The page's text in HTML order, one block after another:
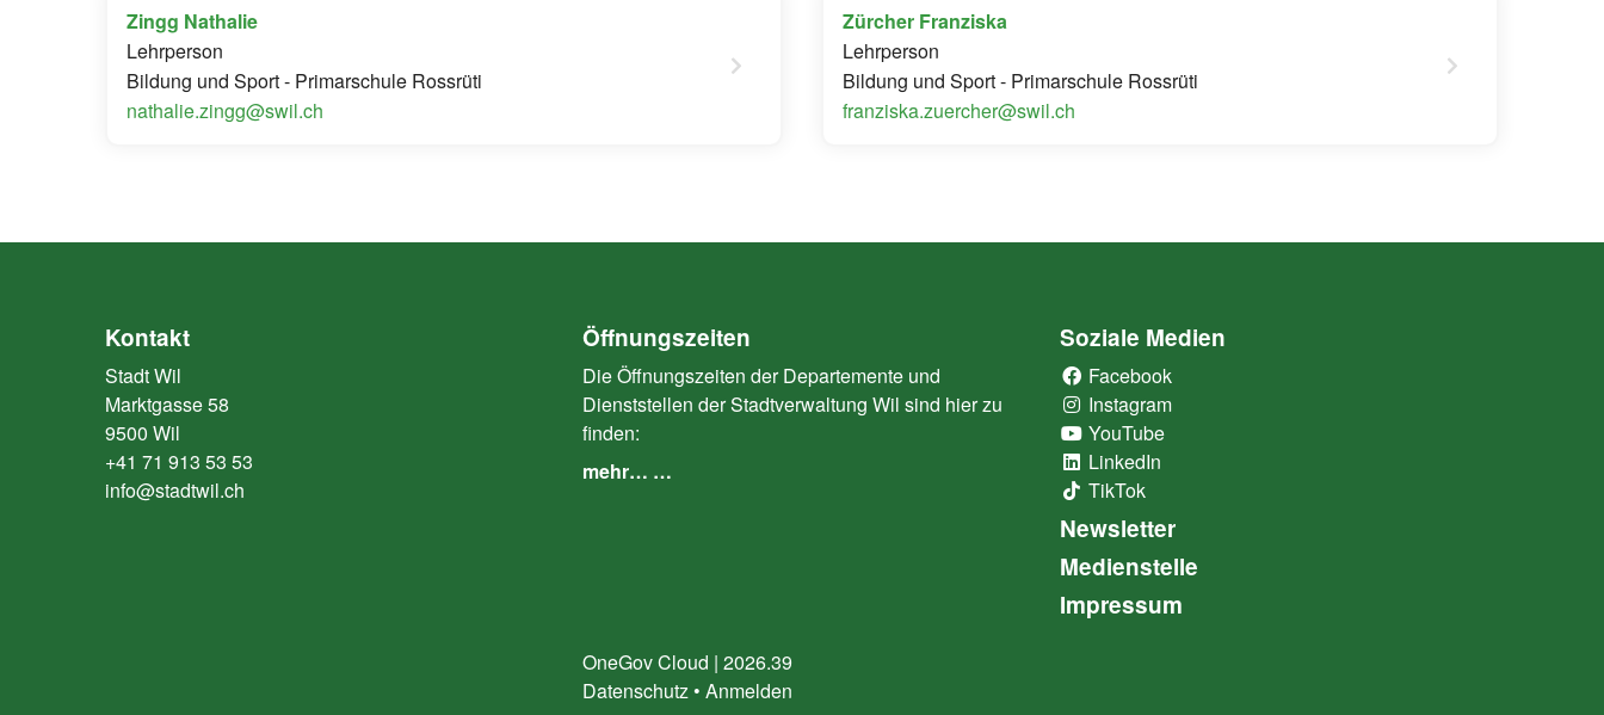
Zingg Nathalie
Lehrperson
Bildung und Sport - Primarschule Rossrüti
nathalie.zingg@swil.ch
Zürcher Franziska
Lehrperson
Bildung und Sport - Primarschule Rossrüti
franziska.zuercher@swil.ch
Kontakt
Stadt Wil
Marktgasse 58
9500 Wil
+41 71 913 53 53
info@stadtwil.ch
Öffnungszeiten
Die Öffnungszeiten der Departemente und
Dienststellen der Stadtverwaltung Wil sind hier zu
finden:
mehr… …
Soziale Medien
Facebook
Instagram
YouTube
LinkedIn
TikTok
Newsletter
Medienstelle
Impressum
OneGov Cloud (External Link)
| 2026.39
Datenschutz (External Link)
Anmelden